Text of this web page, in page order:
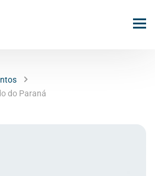
do Paraná